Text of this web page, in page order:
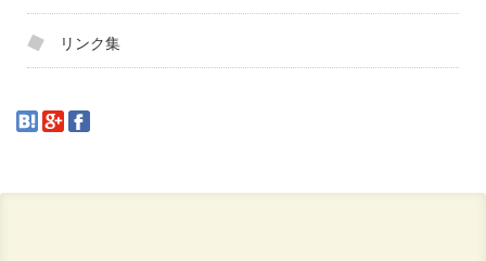
リンク集